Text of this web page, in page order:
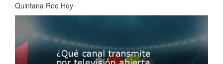
Quintana Roo Hoy